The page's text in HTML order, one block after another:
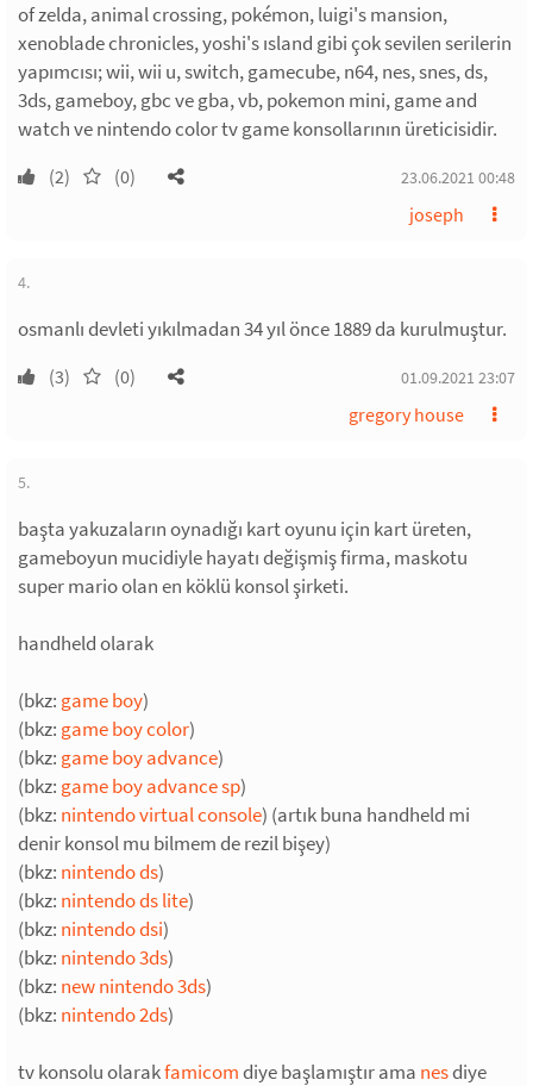
of zelda, animal crossing, pokémon, luigi's mansion,
xenoblade chronicles, yoshi's ısland gibi çok sevilen serilerin
yapımcısı; wii, wii u, switch, gamecube, n64, nes, snes, ds,
3ds, gameboy, gbc ve gba, vb, pokemon mini, game and
watch ve nintendo color tv game konsollarının üreticisidir.
(2) (0) 23.06.2021 00:48
joseph
4.
osmanlı devleti yıkılmadan 34 yıl önce 1889 da kurulmuştur.
(3) (0) 01.09.2021 23:07
gregory house
5.
başta yakuzaların oynadığı kart oyunu için kart üreten,
gameboyun mucidiyle hayatı değişmiş firma, maskotu
super mario olan en köklü konsol şirketi.
handheld olarak
(bkz: game boy)
(bkz: game boy color)
(bkz: game boy advance)
(bkz: game boy advance sp)
(bkz: nintendo virtual console) (artık buna handheld mi
denir konsol mu bilmem de rezil bişey)
(bkz: nintendo ds)
(bkz: nintendo ds lite)
(bkz: nintendo dsi)
(bkz: nintendo 3ds)
(bkz: new nintendo 3ds)
(bkz: nintendo 2ds)
tv konsolu olarakfamicomdiye başlamıştır ama nesdiye